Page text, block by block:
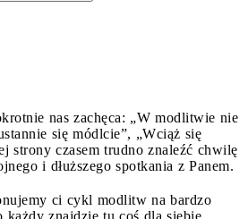
nas zachęca: „W modlitwie nie
się módlcie”, „Wciąż się
strony czasem trudno znaleźć chwilę
i dłuższego spotkania z Panem.
ci cykl modlitw na bardzo
znajdzie tu coś dla siebie.